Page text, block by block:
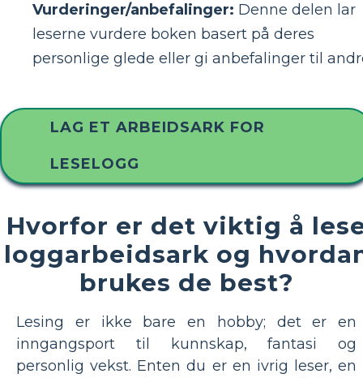
Vurderinger/anbefalinger: Denne delen lar
leserne vurdere boken basert på deres
personlige glede eller gi anbefalinger til
LAG ET ARBEIDSARK FOR
LESELOGG
Hvorfor er det viktig å
loggarbeidsark og
brukes de best?
Lesing er ikke bare en hobby; det er en
inngangsport til kunnskap, fantasi og
personlig vekst. Enten du er en ivrig leser, en